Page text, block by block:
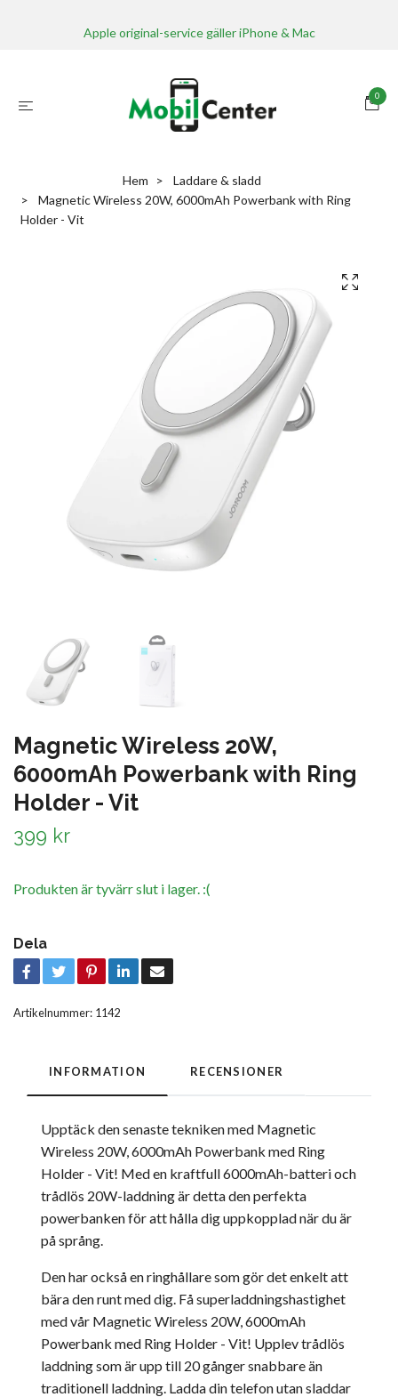
Apple original-service gäller iPhone & Mac
0
Hem
Laddare & sladd
Magnetic Wireless 20W, 6000mAh Powerbank with Ring
Holder - Vit
Magnetic Wireless 20W,
6000mAh Powerbank with Ring
Holder - Vit
399 kr
Produkten är tyvärr slut i lager. :(
Dela
Artikelnummer: 1142
INFORMATION RECENSIONER
Upptäck den senaste tekniken med Magnetic
Wireless 20W, 6000mAh Powerbank med Ring
Holder - Vit! Med en kraftfull 6000mAh-batteri och
trådlös 20W-laddning är detta den perfekta
powerbanken för att hålla dig uppkopplad när du är
på språng.
Den har också en ringhållare som gör det enkelt att
bära den runt med dig. Få superladdningshastighet
med vår Magnetic Wireless 20W, 6000mAh
Powerbank med Ring Holder - Vit! Upplev trådlös
laddning som är upp till 20 gånger snabbare än
traditionell laddning. Ladda din telefon utan sladdar